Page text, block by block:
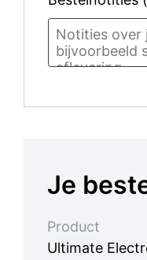
Je
Product
Ultimate